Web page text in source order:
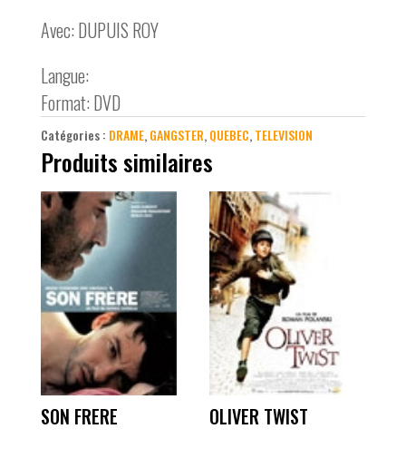
Avec: DUPUIS ROY
Langue:
Format: DVD
Catégories : DRAME,GANGSTER,QUEBEC,TELEVISION
Produits similaires
SON FRERE OLIVER TWIST